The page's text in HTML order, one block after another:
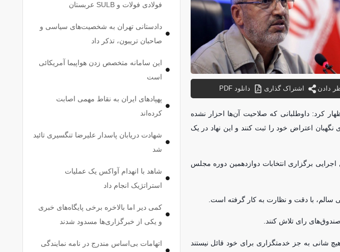
دادن اشتراک گذاری دانلود PDF
کرد: داوطلبانی که صلاحیت آن‌ها احزار نشده
شورای نگهبان اعتراض خود را ثبت کنند و این نهاد در یک
برگزاری انتخابات دوازدهمین دوره مجلس
سالم، با دقت و نظارت به کار گرفته است.
رای تلاش کنند.
شانی به جز خدمتگزاری برای خود قائل نیستند
فولادی فولات و SULB عربستان
دادستانی تهران به شخصیت‌های سیاسی و
صاحبان تریبون، تذکر داد
این سامانه متخصص زدن هواپیما آمریکائی
است
پهپاد‌های ایران به نقاط مهمی اصابت
کرده‌اند
شهادت دریابان پاسدار علیرضا تنگسیری تائید
شد
شاهد با انهدام آواکس یک عملیات
استراتژیک انجام داد
کمی دیر اما بالاخره برخی پایگاه‌های خبری
و یکی از خبرگزاری‌ها مسدود شدند
اتهامات بی‌اساس مندرج در نامه نمایندگی